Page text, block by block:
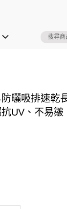
防曬吸排速乾
UV、不易